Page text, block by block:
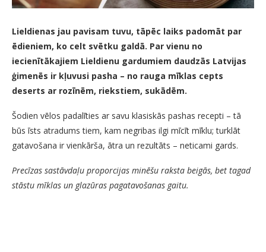
Lieldienas jau pavisam tuvu, tāpēc laiks padomāt par
ēdieniem, ko celt svētku galdā. Par vienu no
iecienītākajiem Lieldienu gardumiem daudzās Latvijas
ģimenēs ir kļuvusi pasha – no rauga mīklas cepts
deserts ar rozīnēm, riekstiem, sukādēm.
Šodien vēlos padalīties ar savu klasiskās pashas recepti – tā
būs īsts atradums tiem, kam negribas ilgi mīcīt mīklu; turklāt
gatavošana ir vienkārša, ātra un rezultāts – neticami gards.
Precīzas sastāvdaļu proporcijas minēšu raksta beigās, bet tagad
stāstu mīklas un glazūras pagatavošanas gaitu.